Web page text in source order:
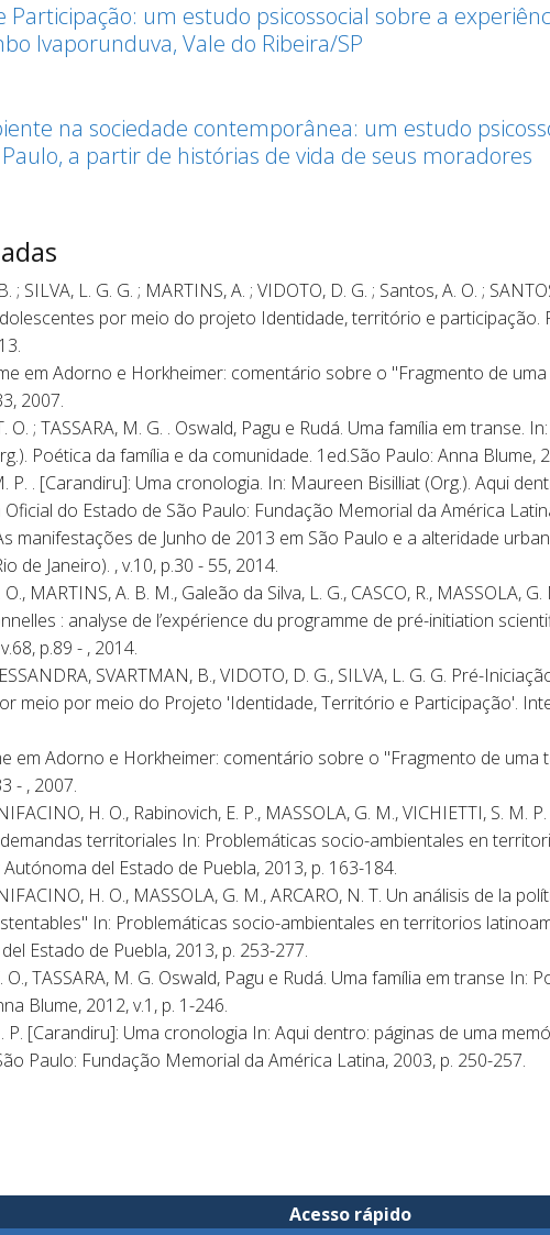
Participação: um estudo psicossocial sobre a
Ivaporunduva, Vale do Ribeira/SP
na sociedade contemporânea: um estudo
a partir de histórias de vida de seus moradores
; SILVA, L. G. G. ; MARTINS, A. ; VIDOTO, D. G. ; Santos, A. O. ;
por meio do projeto Identidade, território e participação.
em Adorno e Horkheimer: comentário sobre o "Fragmento de
2007.
O. ; TASSARA, M. G. . Oswald, Pagu e Rudá. Uma família em transe.
Poética da família e da comunidade. 1ed.São Paulo: Anna Blume,
P. . [Carandiru]: Uma cronologia. In: Maureen Bisilliat (Org.). Aqui
do Estado de São Paulo: Fundação Memorial da América
manifestações de Junho de 2013 em São Paulo e a alteridade
de Janeiro). , v.10, p.30 - 55, 2014.
MARTINS, A. B. M., Galeão da Silva, L. G., CASCO, R., MASSOLA,
: analyse de l’expérience du programme de pré-initiation
p.89 - , 2014.
SVARTMAN, B., VIDOTO, D. G., SILVA, L. G. G. Pré-
meio por meio do Projeto 'Identidade, Território e Participação'.
em Adorno e Horkheimer: comentário sobre o "Fragmento de
- , 2007.
H. O., Rabinovich, E. P., MASSOLA, G. M., VICHIETTI, S. M.
territoriales In: Problemáticas socio-ambientales en
del Estado de Puebla, 2013, p. 163-184.
H. O., MASSOLA, G. M., ARCARO, N. T. Un análisis de la
In: Problemáticas socio-ambientales en territorios
Estado de Puebla, 2013, p. 253-277.
O., TASSARA, M. G. Oswald, Pagu e Rudá. Uma família em transe In:
Blume, 2012, v.1, p. 1-246.
P. [Carandiru]: Uma cronologia In: Aqui dentro: páginas de uma
Paulo: Fundação Memorial da América Latina, 2003, p. 250-257.
Acesso rápido